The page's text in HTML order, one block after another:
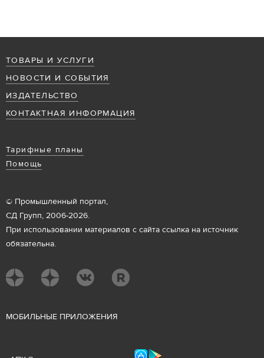
ТОВАРЫ И УСЛУГИ
НОВОСТИ И СОБЫТИЯ
ИЗДАТЕЛЬСТВО
КОНТАКТНАЯ ИНФОРМАЦИЯ
Тарифные планы
Помощь
© Промышленный портал,
СД Групп, 2006-2026.
При использовании материалов с сайта ссылка на источник
обязательна.
МОБИЛЬНЫЕ ПРИЛОЖЕНИЯ